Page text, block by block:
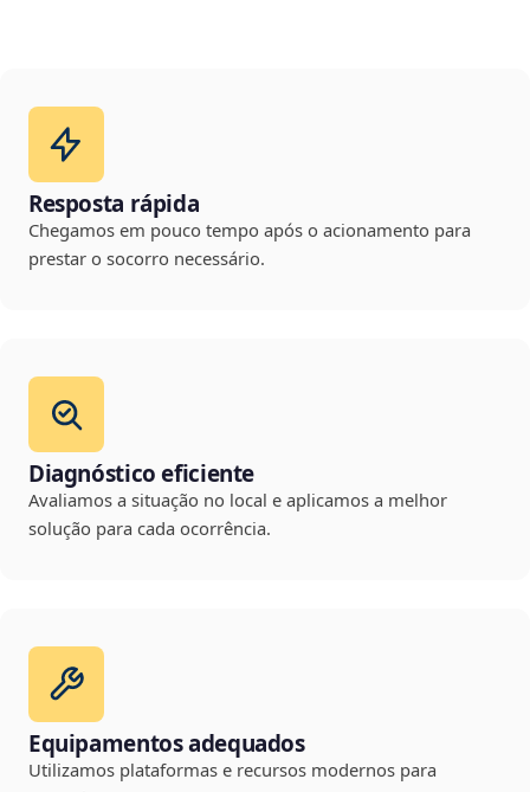
Resposta rápida
Chegamos em pouco tempo após o acionamento para
prestar o socorro necessário.
Diagnóstico eficiente
Avaliamos a situação no local e aplicamos a melhor
solução para cada ocorrência.
Equipamentos adequados
Utilizamos plataformas e recursos modernos para